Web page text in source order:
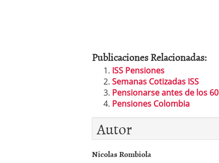
Publicaciones Relacionadas:
ISS Pensiones
Semanas Cotizadas ISS
Pensionarse antes de los 60
Pensiones Colombia
Autor
Nicolas Rombiola